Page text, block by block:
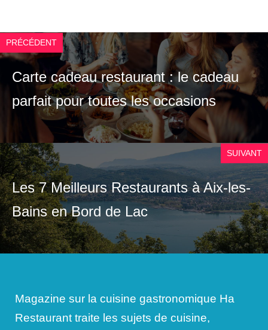
PRÉCÉDENT
Carte cadeau restaurant : le cadeau
parfait pour toutes les occasions
SUIVANT
Les 7 Meilleurs Restaurants à Aix-les-
Bains en Bord de Lac
Magazine sur la cuisine gastronomique Ha
Restaurant traite les sujets de cuisine,